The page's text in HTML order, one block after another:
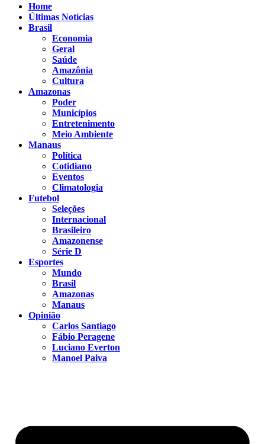
Home
Últimas Notícias
Brasil
Economia
Geral
Saúde
Amazônia
Cultura
Amazonas
Poder
Municípios
Entretenimento
Meio Ambiente
Manaus
Política
Cotidiano
Eventos
Climatologia
Futebol
Seleções
Internacional
Brasileiro
Amazonense
Série D
Esportes
Mundo
Brasil
Amazonas
Manaus
Opinião
Carlos Santiago
Fábio Peragene
Luciano Everton
Manoel Paiva